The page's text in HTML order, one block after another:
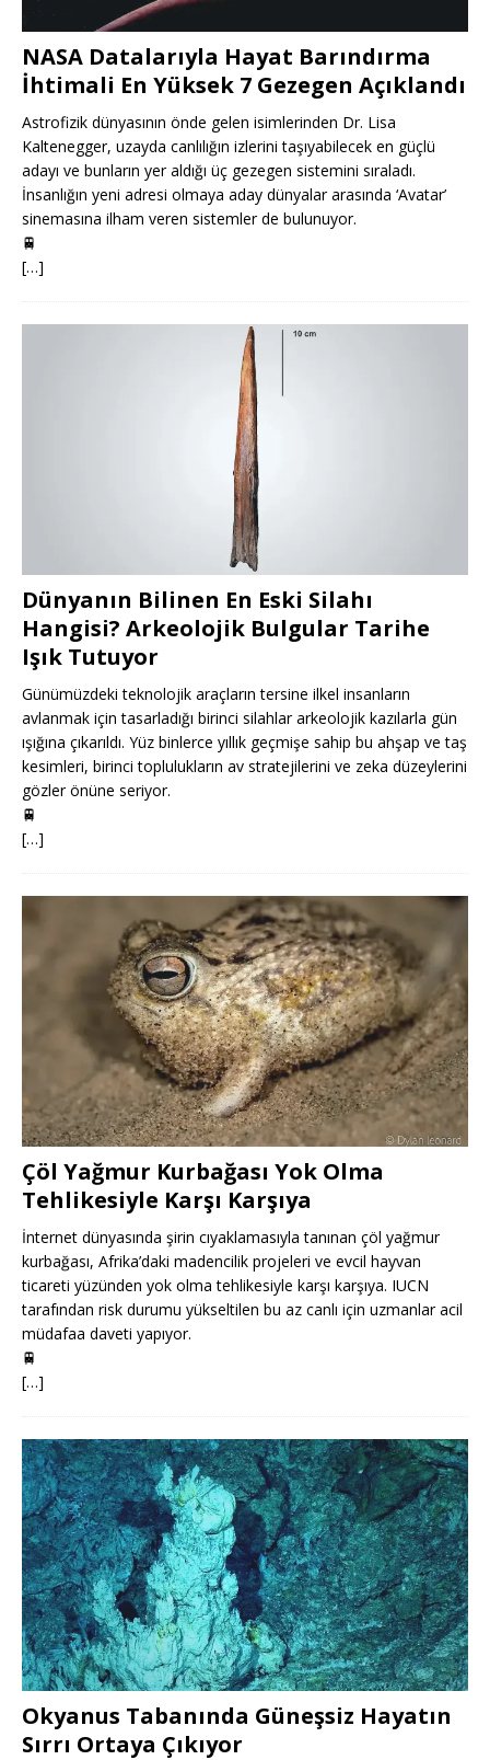
NASA Datalarıyla Hayat Barındırma
İhtimali En Yüksek 7 Gezegen Açıklandı
Astrofizik dünyasının önde gelen isimlerinden Dr. Lisa
Kaltenegger, uzayda canlılığın izlerini taşıyabilecek en güçlü
adayı ve bunların yer aldığı üç gezegen sistemini sıraladı.
İnsanlığın yeni adresi olmaya aday dünyalar arasında ‘Avatar’
sinemasına ilham veren sistemler de bulunuyor.
🚆
[…]
Dünyanın Bilinen En Eski Silahı
Hangisi? Arkeolojik Bulgular Tarihe
Işık Tutuyor
Günümüzdeki teknolojik araçların tersine ilkel insanların
avlanmak için tasarladığı birinci silahlar arkeolojik kazılarla gün
ışığına çıkarıldı. Yüz binlerce yıllık geçmişe sahip bu ahşap ve taş
kesimleri, birinci toplulukların av stratejilerini ve zeka düzeylerini
gözler önüne seriyor.
🚆
[…]
Çöl Yağmur Kurbağası Yok Olma
Tehlikesiyle Karşı Karşıya
İnternet dünyasında şirin cıyaklamasıyla tanınan çöl yağmur
kurbağası, Afrika’daki madencilik projeleri ve evcil hayvan
ticareti yüzünden yok olma tehlikesiyle karşı karşıya. IUCN
tarafından risk durumu yükseltilen bu az canlı için uzmanlar acil
müdafaa daveti yapıyor.
🚆
[…]
Okyanus Tabanında Güneşsiz Hayatın
Sırrı Ortaya Çıkıyor